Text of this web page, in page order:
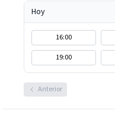
Hoy
16:00
19:00
Anterior